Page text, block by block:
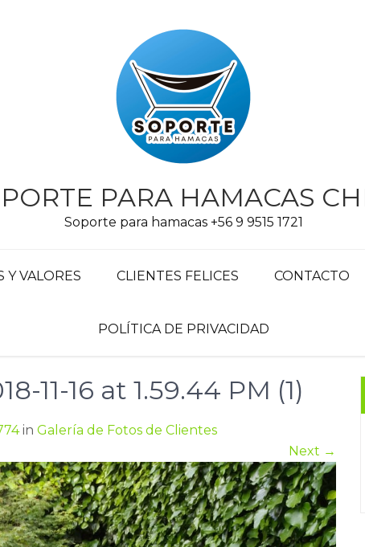
PARA HAMACAS
Soporte para hamacas +56 9 9515 1721
Y VALORES CLIENTES FELICES CONTACTO
POLÍTICA DE PRIVACIDAD
11-16 at 1.59.44 PM (1)
in Galería de Fotos de Clientes
Next →